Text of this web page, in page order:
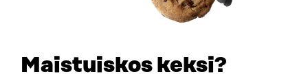
Maistuiskos keksi?